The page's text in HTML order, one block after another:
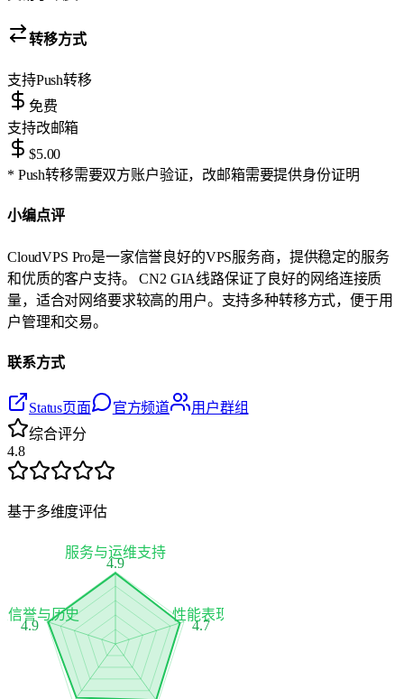
转移方式
支持Push转移
免费
支持改邮箱
$5.00
* Push转移需要双方账户验证，改邮箱需要提供身份证明
小编点评
CloudVPS Pro是一家信誉良好的VPS服务商，提供稳定的服务
和优质的客户支持。 CN2 GIA线路保证了良好的网络连接质
量，适合对网络要求较高的用户。支持多种转移方式，便于用
户管理和交易。
联系方式
Status页面 官方频道
用户群组
综合评分
4.8
基于多维度评估
服务与运维支持
4.9
性能表现
4.7
信誉与历史
4.9